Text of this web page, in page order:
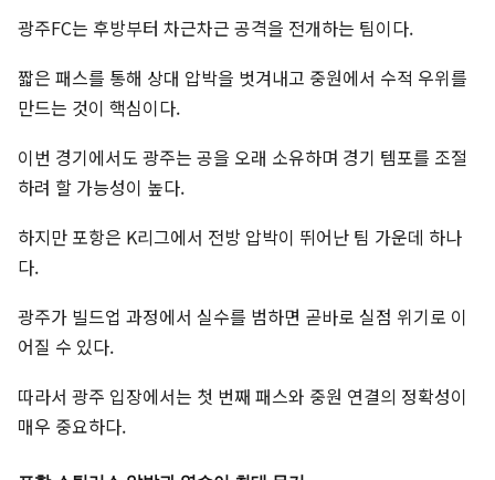
광주FC는 후방부터 차근차근 공격을 전개하는 팀이다.
짧은 패스를 통해 상대 압박을 벗겨내고 중원에서 수적 우위를
만드는 것이 핵심이다.
이번 경기에서도 광주는 공을 오래 소유하며 경기 템포를 조절
하려 할 가능성이 높다.
하지만 포항은 K리그에서 전방 압박이 뛰어난 팀 가운데 하나
다.
광주가 빌드업 과정에서 실수를 범하면 곧바로 실점 위기로 이
어질 수 있다.
따라서 광주 입장에서는 첫 번째 패스와 중원 연결의 정확성이
매우 중요하다.